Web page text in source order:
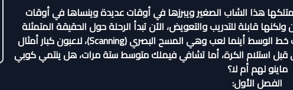
يمتلكها هذا الشاب الصغير ويبرزها في أوقات عديدة وينساها في أوقات
قابلة للتدريب والتعويض، الآن تبدأ الرحلة حول الحقيقة المتمثلة
بكيان اللاعب وما هو عليه، وعلينا ذكر أهم مهارة للاعب خط الوسط أينما لعب وهي المسح البصري (Scanning)، لاعبون كبار أمثال
قبل استلام الكرة، أما تشافي فيملك متوسط ستة مرات، هل ينتمي كوبي
ماينو لهم أم لا؟
الفصل الأول: